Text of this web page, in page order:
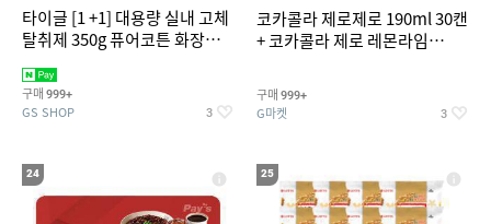
타이글 [1 +1] 대용량 실내 고체
탈취제 350g 퓨어코튼 화장실
구매 999+
GS SHOP 3
코카콜라 제로제로 190ml 30캔
+ 코카콜라 제로 레몬라임
티커 세트
구매 999+
G마켓 3
24 25